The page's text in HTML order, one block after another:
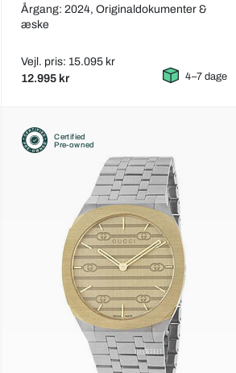
Årgang: 2024,Originaldokumenter &
æske
Vejl. pris: 15.095 kr
12.995 kr 4–7 dage
Certified
Pre-owned